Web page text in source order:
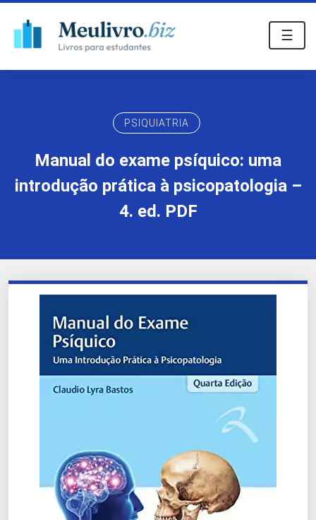
☰
PSIQUIATRIA
Manual do exame psíquico: uma
introdução prática à psicopatologia –
4. ed. PDF